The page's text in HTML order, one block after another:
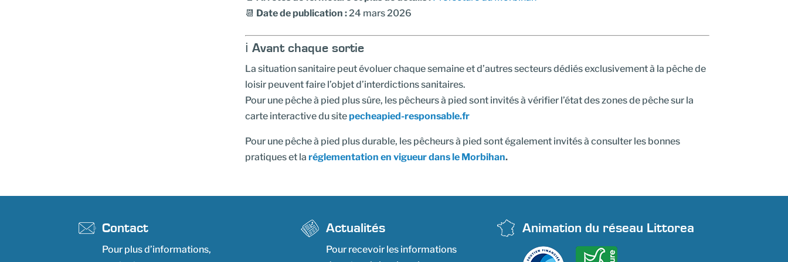
📆 Date de publication :24 mars 2026
ℹ️ Avant chaque sortie
La situation sanitaire peut évoluer chaque semaine et d’autres secteurs dédiés exclusivement à la pêche de
loisir peuvent faire l’objet d’interdictions sanitaires.
Pour une pêche à pied plus sûre, les pêcheurs à pied sont invités à vérifier l’état des zones de pêche sur la
carte interactive du sitepecheapied-responsable.fr
Pour une pêche à pied plus durable, les pêcheurs à pied sont également invités à consulter les bonnes
pratiques et la réglementation en vigueur dans le Morbihan.
Contact
Pour plus d’informations,
Actualités
Pour recevoir les informations
Animation du réseau Littorea